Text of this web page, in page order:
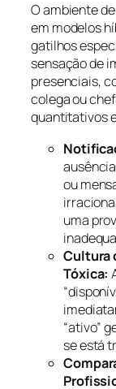
O ambiente
em modelos
gatilhos
sensação de
presenciais,
colega ou
quantitativos
ou
uma
Cultura
Tóxica:
“ativo”
se está